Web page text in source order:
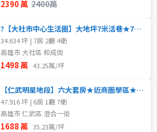
2390 萬 2400萬
?【大社市中心生活圈】大地坪7米活巷★7大房★車庫透天
34.634 坪 | 7房 2廳 4衛
高雄市 大社區 和成街
1498 萬 43.25萬/坪
【仁武明星地段】六大套房★近商圈學區★自家可停車
47.916 坪 | 6房 1廳 7衛
高雄市 仁武區 澄合一街
1688 萬 35.23萬/坪